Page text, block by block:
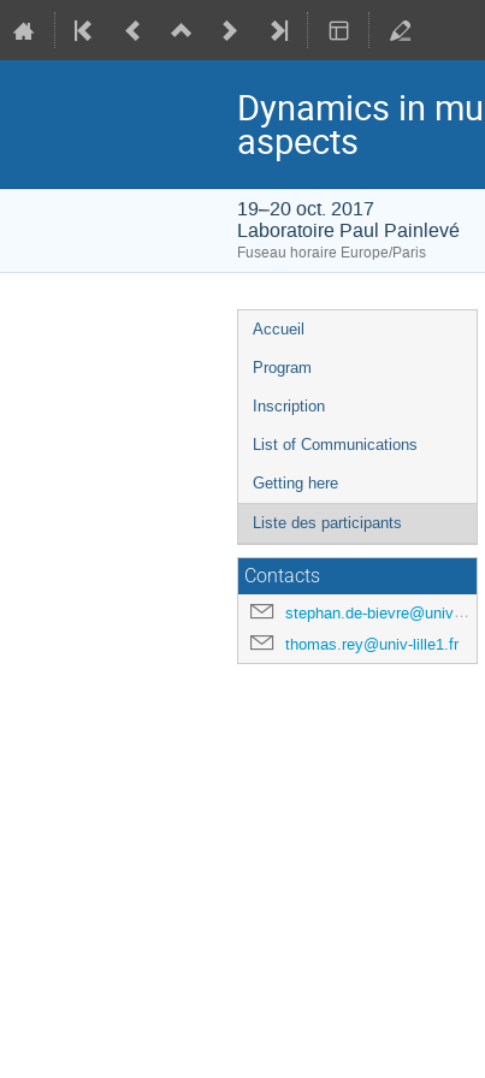
Dynamics in
aspects
19–20 oct. 2017
Laboratoire Paul Painlevé
Fuseau horaire Europe/Paris
Menu
de
Accueil
Program
Inscription
List of Communications
Getting here
Liste des participants
Contacts
stephan.de-bievre@univ-lille1.fr
thomas.rey@univ-lille1.fr